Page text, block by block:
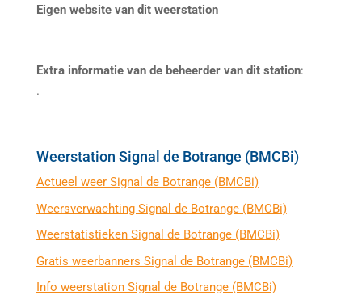
Eigen website van dit weerstation
Extra informatie van de beheerder van dit station:
.
Weerstation Signal de Botrange (BMCBi)
Actueel weer Signal de Botrange (BMCBi)
Weersverwachting Signal de Botrange (BMCBi)
Weerstatistieken Signal de Botrange (BMCBi)
Gratis weerbanners Signal de Botrange (BMCBi)
Info weerstation Signal de Botrange (BMCBi)